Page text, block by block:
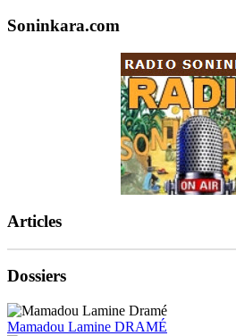
Soninkara.com
Articles
Dossiers
Mamadou Lamine DRAMÉ